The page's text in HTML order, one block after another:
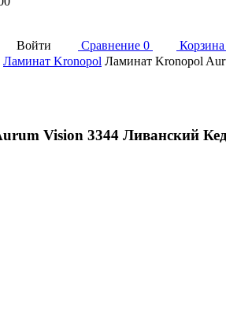
Войти Сравнение 0 Корзина
Ламинат Kronopol Ламинат Kronopol
Vision 3344 Ливанский